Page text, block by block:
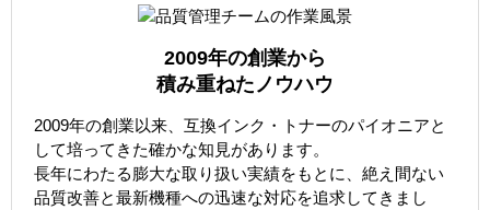
2009年の創業から
積み重ねたノウハウ
2009年の創業以来、互換インク・トナーのパイオニアと
して培ってきた確かな知見があります。
長年にわたる膨大な取り扱い実績をもとに、絶え間ない
品質改善と最新機種への迅速な対応を追求してきまし